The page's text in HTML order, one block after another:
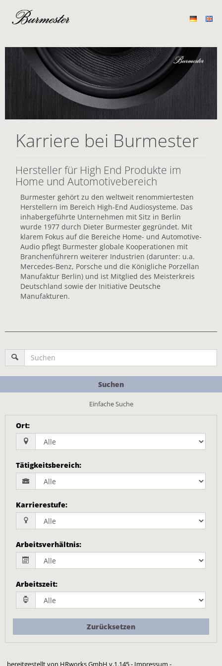
Karriere bei Burmester
Hersteller für High End Produkte im
Home und Automotivebereich
Burmester gehört zu den weltweit renommiertesten
Herstellern im Bereich High-End Audiosysteme. Das
inhabergeführte Unternehmen mit Sitz in Berlin
wurde 1977 durch Dieter Burmester gegründet. Mit
klarem Fokus auf die Bereiche Home- und Automotive-
Audio pflegt Burmester globale Kooperationen mit
Branchenführern weiterer Industrien (darunter: u.a.
Mercedes-Benz, Porsche und die Königliche Porzellan
Manufaktur Berlin) und ist Mitglied des Meisterkreis
Deutschland sowie der Initiative Deutsche
Manufakturen.
Suchen
Einfache Suche
Ort:
Tätigkeitsbereich:
Karrierestufe:
Arbeitsverhältnis:
Arbeitszeit:
Zurücksetzen
bereitgestellt von HRworks GmbH v.1.145 - Impressum -